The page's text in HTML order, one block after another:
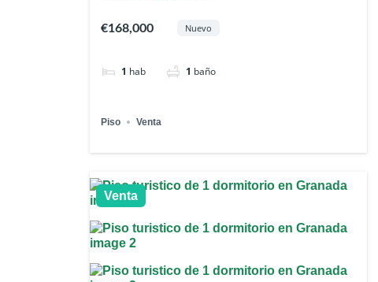
€168,000 Nuevo
1 hab 1 baño
Piso Venta
Venta